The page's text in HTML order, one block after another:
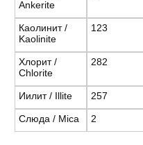
Ankerite
Каолинит /
Kaolinite
123
Хлорит /
Chlorite
282
Иилит / Illite 257
Слюда / Mica 2